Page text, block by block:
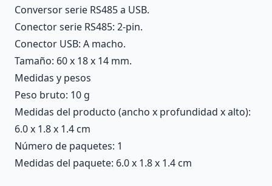
Conversor serie RS485 a USB.
Conector serie RS485: 2-pin.
Conector USB: A macho.
Tamaño: 60 x 18 x 14 mm.
Medidas y pesos
Peso bruto: 10 g
Medidas del producto (ancho x profundidad x alto):
6.0 x 1.8 x 1.4 cm
Número de paquetes: 1
Medidas del paquete: 6.0 x 1.8 x 1.4 cm